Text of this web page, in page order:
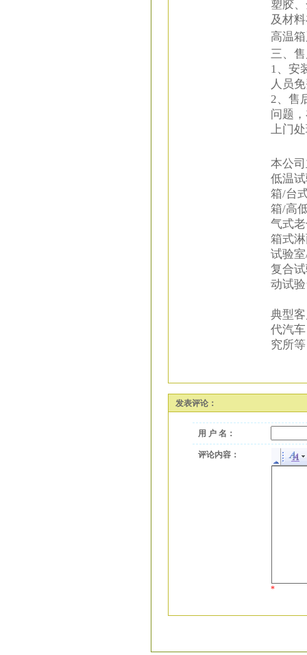
塑胶
及材
高温
三、
1、安
人员
2、售
问题
上门
本公
低温
箱/台
箱/高
气式
箱式
试验
复合
动试
典型
代汽
究所等
发表评论：
用 户 名：
评论内容：
*